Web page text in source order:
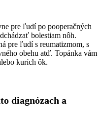
pre ľudí po pooperačných
bolestiam nôh.
pre ľudí s reumatizmom, s
obehu atď. Topánka vám
kurích ôk.
diagnózach a